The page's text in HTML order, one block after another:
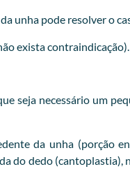
unha pode resolver o
exista contraindicação).
seja necessário um
da unha (porção
do dedo